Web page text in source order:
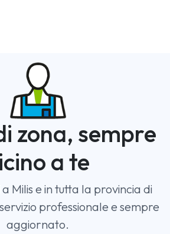
zona, sempre
a te
Milis e in tutta la provincia di
professionale e sempre
aggiornato.